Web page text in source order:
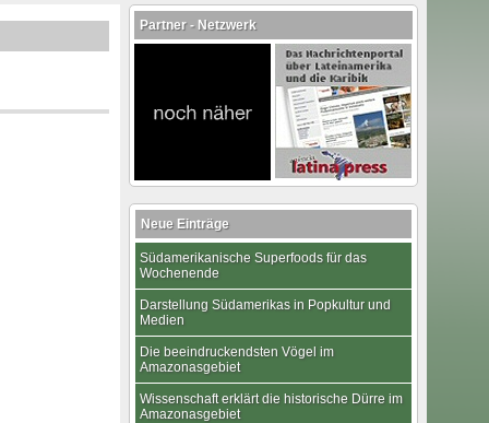
Partner - Netzwerk
Neue Einträge
Südamerikanische Superfoods für das
Wochenende
Darstellung Südamerikas in Popkultur und
Medien
Die beeindruckendsten Vögel im
Amazonasgebiet
Wissenschaft erklärt die historische Dürre im
Amazonasgebiet